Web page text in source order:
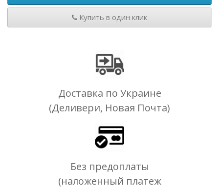
Купить в один клик
Доставка по Украине
(Деливери, Новая Почта)
Без предоплаты
(наложенный платеж